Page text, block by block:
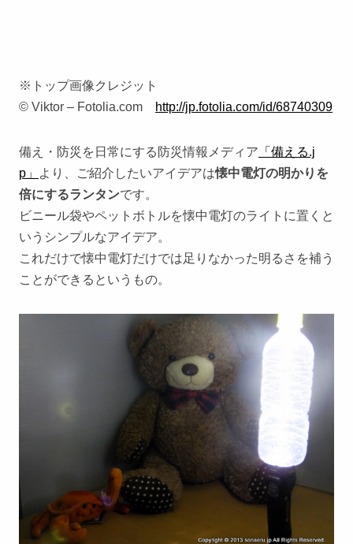
※トップ画像クレジット
© Viktor – Fotolia.com
http://jp.fotolia.com/id/68740309
備え・防災を日常にする防災情報メディア 「備える.j
p」
より、ご紹介したいアイデアは懐中電灯の明かりを
倍にするランタンです。
ビニール袋やペットボトルを懐中電灯のライトに置くと
いうシンプルなアイデア。
これだけで懐中電灯だけでは足りなかった明るさを補う
ことができるというもの。